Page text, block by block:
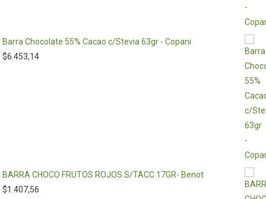
Barra Chocolate 55% Cacao c/Stevia 63gr - Copani
$6.453,14
BARRA CHOCO FRUTOS ROJOS S/TACC 17GR- Benot
$1.407,56